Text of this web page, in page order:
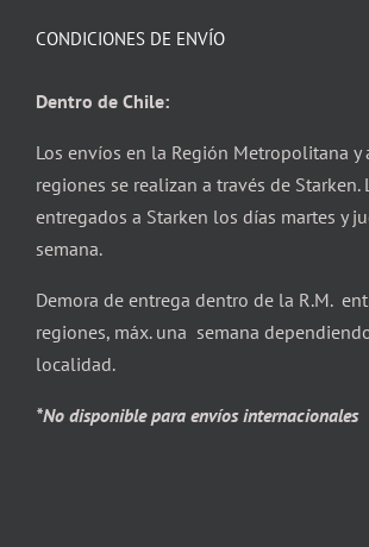
CONDICIONES DE ENVÍO
Dentro de Chile:
Los envíos en la Región Metropolitana y
regiones se realizan a través de Starken.
entregados a Starken los días martes y
semana.
Demora de entrega dentro de la R.M.
regiones, máx. una semana
localidad.
*No disponible para envíos internacionales